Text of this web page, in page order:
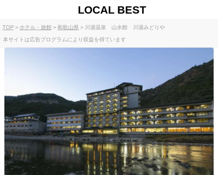
LOCAL BEST
TOP ホテル・旅館 和歌山県 川湯温泉 山水館 川湯みどりや
本サイトは広告プログラムにより収益を得ています